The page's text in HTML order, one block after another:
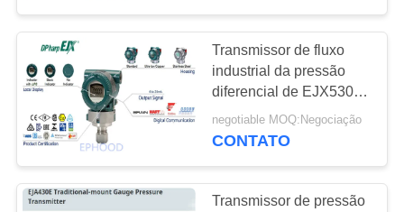
POLÍTICA
PRIVACIDADE
Transmissor de fluxo
industrial da pressão
diferencial de EJX530A
com medida exata
negotiable MOQ:Negociação
CONTATO
Transmissor de pressão